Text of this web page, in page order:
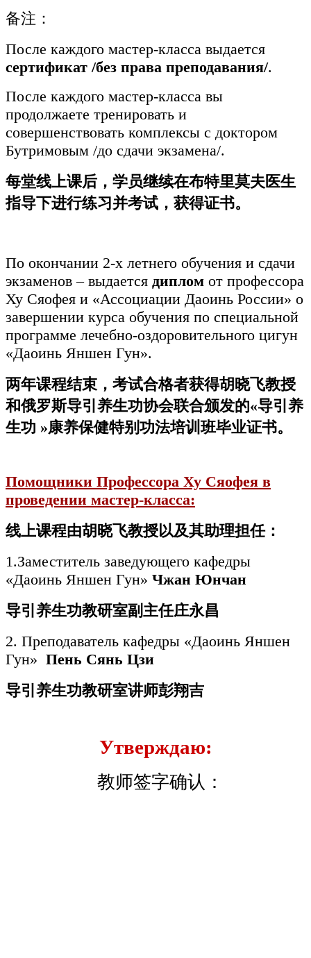
备注：
После каждого мастер-класса выдается
сертификат /без права преподавания/.
После каждого мастер-класса вы
продолжаете тренировать и
совершенствовать комплексы с доктором
Бутримовым /до сдачи экзамена/.
每堂线上课后，学员继续在布特里莫夫医生
指导下进行练习 并考试 ， 获得证书。
По окончании 2-х летнего обучения и сдачи
экзаменов – выдается диплом от профессора
Ху Сяофея и «Ассоциации Даоинь России» о
завершении курса обучения по специальной
программе лечебно-оздоровительного цигун
«Даоинь Яншен Гун».
两年课程结束，考试合格者获得胡晓飞教授
和俄罗斯导引养生功协会联合颁发的«导引养
生功 »康养保健特别 功法培训班毕业证书。
Помощники Профессора Ху Сяофея в
проведении мастер-класса:
线上课程由胡晓飞教授以及其助理担任：
1.Заместитель заведующего кафедры
«Даоинь Яншен Гун» Чжан Юнчан
导引养生功教研室副主任庄永昌
2. Преподаватель кафедры «Даоинь Яншен
Гун» Пень Сянь Цзи
导引养生功教研室讲师彭翔吉
Утверждаю:
教师签字确认：